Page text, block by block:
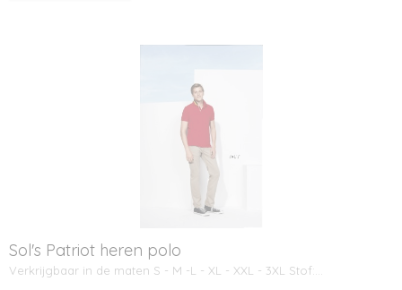
Sol's Patriot heren polo
Verkrijgbaar in de maten S - M -L - XL - XXL - 3XL Stof:…